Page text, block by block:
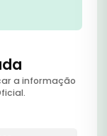
a informação